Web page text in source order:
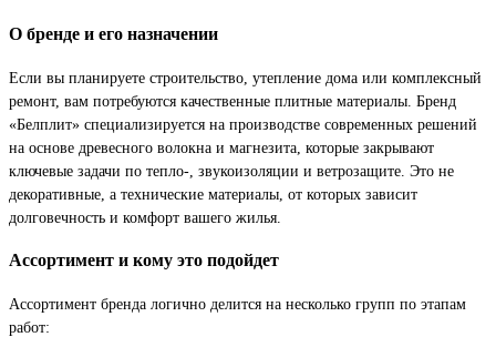
О бренде и его назначении
Если вы планируете строительство, утепление дома или комплексный
ремонт, вам потребуются качественные плитные материалы. Бренд
«Белплит» специализируется на производстве современных решений
на основе древесного волокна и магнезита, которые закрывают
ключевые задачи по тепло-, звукоизоляции и ветрозащите. Это не
декоративные, а технические материалы, от которых зависит
долговечность и комфорт вашего жилья.
Ассортимент и кому это подойдет
Ассортимент бренда логично делится на несколько групп по этапам
работ: